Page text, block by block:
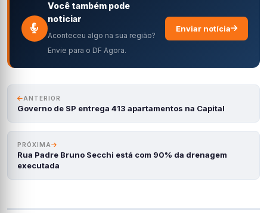
Você também pode
noticiar
Aconteceu algo na sua região?
Envie para o DF Agora.
Enviar notícia
ANTERIOR
Governo de SP entrega 413 apartamentos na Capital
PRÓXIMA
Rua Padre Bruno Secchi está com 90% da drenagem
executada